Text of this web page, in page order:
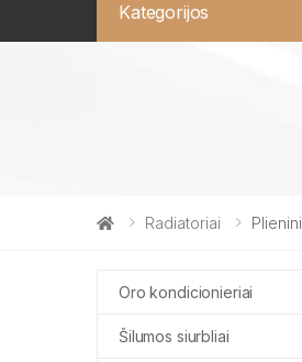
Kategorijos
Radiatoriai
Oro kondicionieriai
Šilumos siurbliai